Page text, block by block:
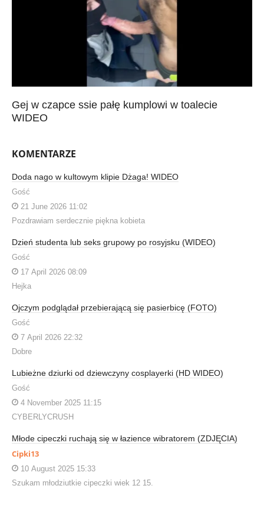
Gej w czapce ssie pałę kumplowi w toalecie
WIDEO
KOMENTARZE
Doda nago w kultowym klipie Dżaga! WIDEO
Gość
21 June 2026 11:02
Pozdrawiam serdecznie piękna kobieta
Dzień studenta lub seks grupowy po rosyjsku (WIDEO)
Gość
17 April 2026 08:09
Hejka
Ojczym podglądał przebierającą się pasierbicę (FOTO)
Gość
7 April 2026 22:32
Dobre
Lubieżne dziurki od dziewczyny cosplayerki (HD WIDEO)
Gość
4 November 2025 11:15
CYBERLYCRUSH
Młode cipeczki ruchają się w łazience wibratorem (ZDJĘCIA)
Cipki13
10 August 2025 15:33
Szukam młodziutkie cipeczki wiek 12 15.